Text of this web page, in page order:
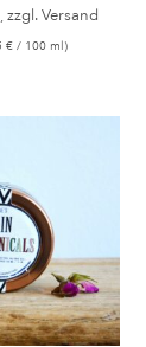
zzgl.Versand
€ / 100 ml)